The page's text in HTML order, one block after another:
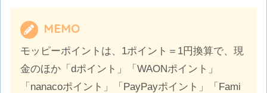
MEMO
モッピーポイントは、1ポイント＝1円換算で、現
金のほか「dポイント」「WAONポイント」
「nanacoポイント」「PayPayポイント」「Fami